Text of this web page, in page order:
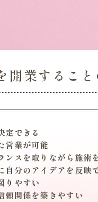
開業するこ
定できる
営業が可能
ンスを取りながら施術
自分のアイデアを反映
りやすい
頼関係を築きやすい